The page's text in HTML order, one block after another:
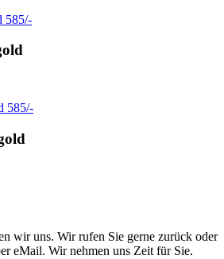
wir uns. Wir rufen Sie gerne zurück oder
eMail. Wir nehmen uns Zeit für Sie.